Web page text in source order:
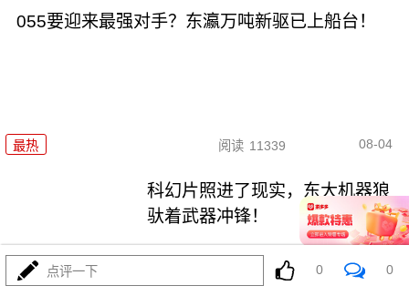
055要迎来最强对手？东瀛万吨新驱已上船台！
最热 阅读 11339 08-04
科幻片照进了现实，东大机器狼
驮着武器冲锋！
最热
点评一下 0 0